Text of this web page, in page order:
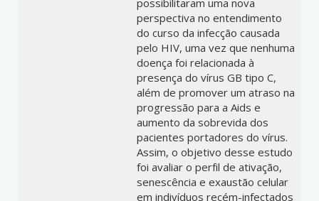
possibilitaram uma nova
perspectiva no entendimento
do curso da infecção causada
pelo HIV, uma vez que nenhuma
doença foi relacionada à
presença do vírus GB tipo C,
além de promover um atraso na
progressão para a Aids e
aumento da sobrevida dos
pacientes portadores do vírus.
Assim, o objetivo desse estudo
foi avaliar o perfil de ativação,
senescência e exaustão celular
em indivíduos recém-infectados